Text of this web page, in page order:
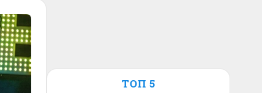
ТОП 5